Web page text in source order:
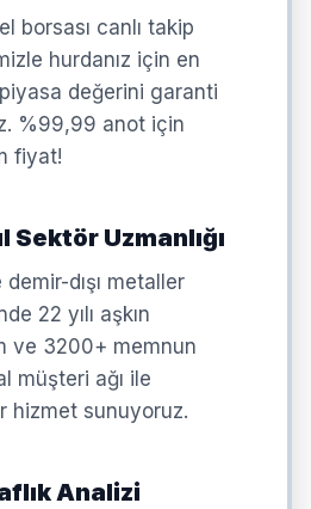
borsası canlı takip
hurdanız için en
değerini garanti
%99,99 anot için
fiyat!
Sektör Uzmanlığı
dışı metaller
22 yılı aşkın
ve 3200+ memnun
müşteri ağı ile
hizmet sunuyoruz.
Analizi